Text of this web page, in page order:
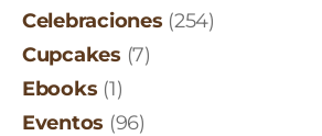
Celebraciones (254)
Cupcakes (7)
Ebooks (1)
Eventos (96)